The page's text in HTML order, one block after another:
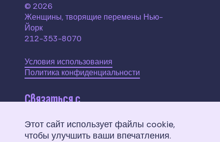
© 2026
Женщины, творящие перемены Нью-
Йорк
212-353-8070
Условия использования
Политика конфиденциальности
Связаться с
110 W. 40th Street,
Suite 2207
Этот сайт использует файлы cookie,
чтобы улучшить ваши впечатления.